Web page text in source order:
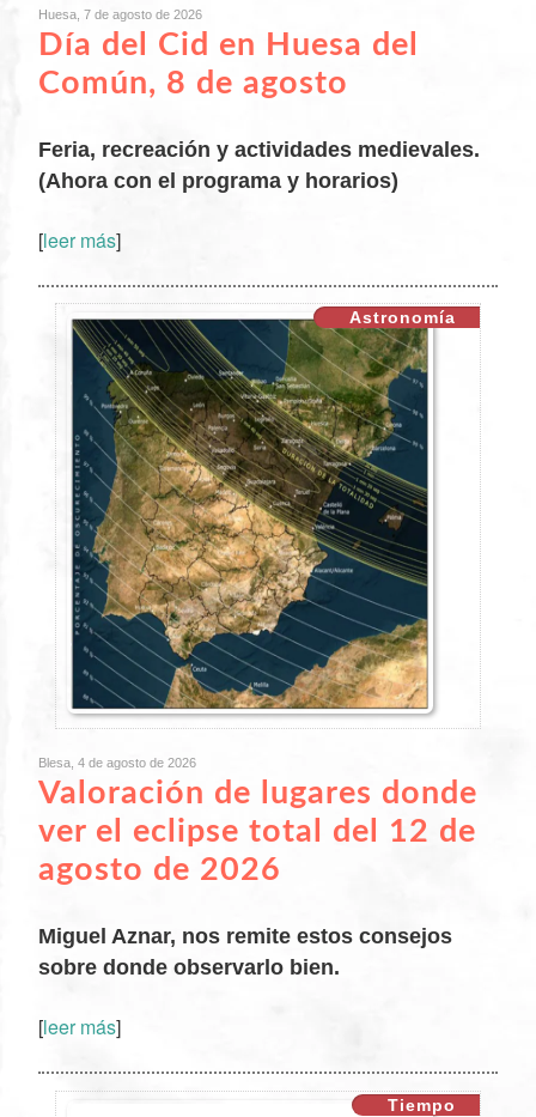
XX
Huesa, 7 de agosto de 2026
Día del Cid en Huesa del
Común, 8 de agosto
Feria, recreación y actividades medievales.
(Ahora con el programa y horarios)
[leer más]
Astronomía
Blesa, 4 de agosto de 2026
Valoración de lugares donde
ver el eclipse total del 12 de
agosto de 2026
Miguel Aznar, nos remite estos consejos
sobre donde observarlo bien.
[leer más]
Tiempo